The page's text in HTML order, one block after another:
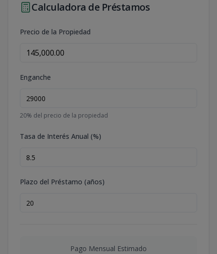
Calculadora de Préstamos
Precio de la Propiedad
Enganche
20% del precio de la propiedad
Tasa de Interés Anual (%)
Plazo del Préstamo (años)
Pago Mensual Estimado